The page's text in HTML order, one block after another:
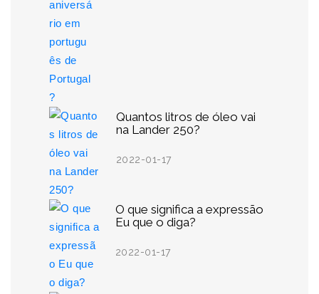
Quantos litros de óleo vai
na Lander 250?
2022-01-17
O que significa a expressão
Eu que o diga?
2022-01-17